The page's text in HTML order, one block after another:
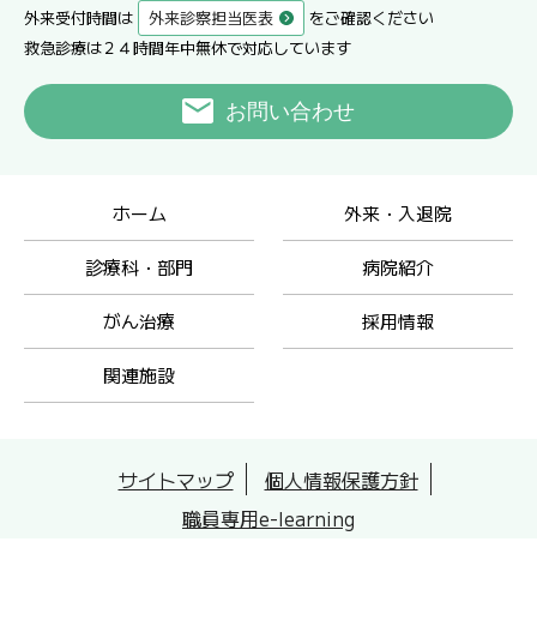
外来受付時間は 外来診察担当医表
をご確認ください
救急診療は２４時間年中無休で対応しています
お問い合わせ
ホーム 外来・入退院
診療科・部門 病院紹介
がん治療 採用情報
関連施設
サイトマップ
個人情報保護方針
職員専用e-learning